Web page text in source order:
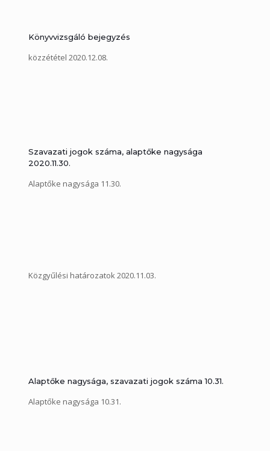
Könyvvizsgáló bejegyzés
közzététel 2020.12.08.
Szavazati jogok száma, alaptőke nagysága
2020.11.30.
Alaptőke nagysága 11.30.
Közgyűlési határozatok 2020.11.03.
Alaptőke nagysága, szavazati jogok száma 10.31.
Alaptőke nagysága 10.31.